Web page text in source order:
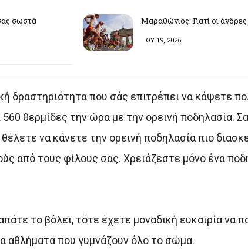
σωστά Μαραθώνιος: Γιατί οι
ΙΟΥ 19, 2026
δραστηριότητα που σάς επιτρέπει να κάψετε
θερμίδες την ώρα με την ορεινή ποδηλασία.
να κάνετε την ορεινή ποδηλασία πιο
από τους φίλους σας. Χρειάζεστε μόνο ένα
το βόλεϊ, τότε έχετε μοναδική ευκαιρία να
αθλήματα που γυμνάζουν όλο το σώμα.